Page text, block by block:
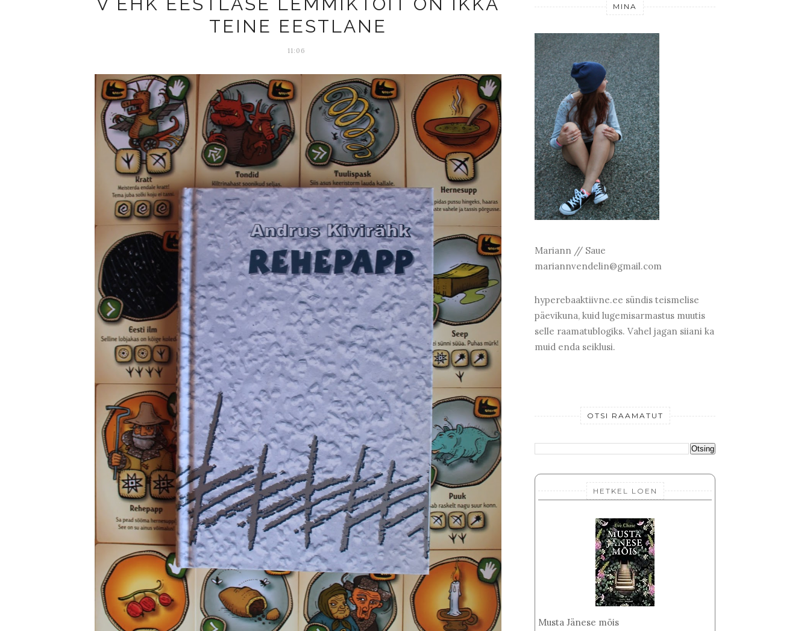
TEINE EESTLANE
11:06
MINA
Mariann // Saue
mariannvendelin@gmail.com
hyperebaaktiivne.ee sündis teismelise
päevikuna, kuid lugemisarmastus muutis
selle raamatublogiks. Vahel jagan siiani ka
muid enda seiklusi.
OTSI RAAMATUT
HETKEL LOEN
Musta Jänese mõis